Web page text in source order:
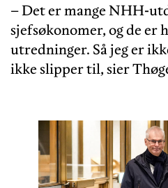
– Det er mange NHH-
sjefsøkonomer, og de er
utredninger. Så jeg er
ikke slipper til, sier